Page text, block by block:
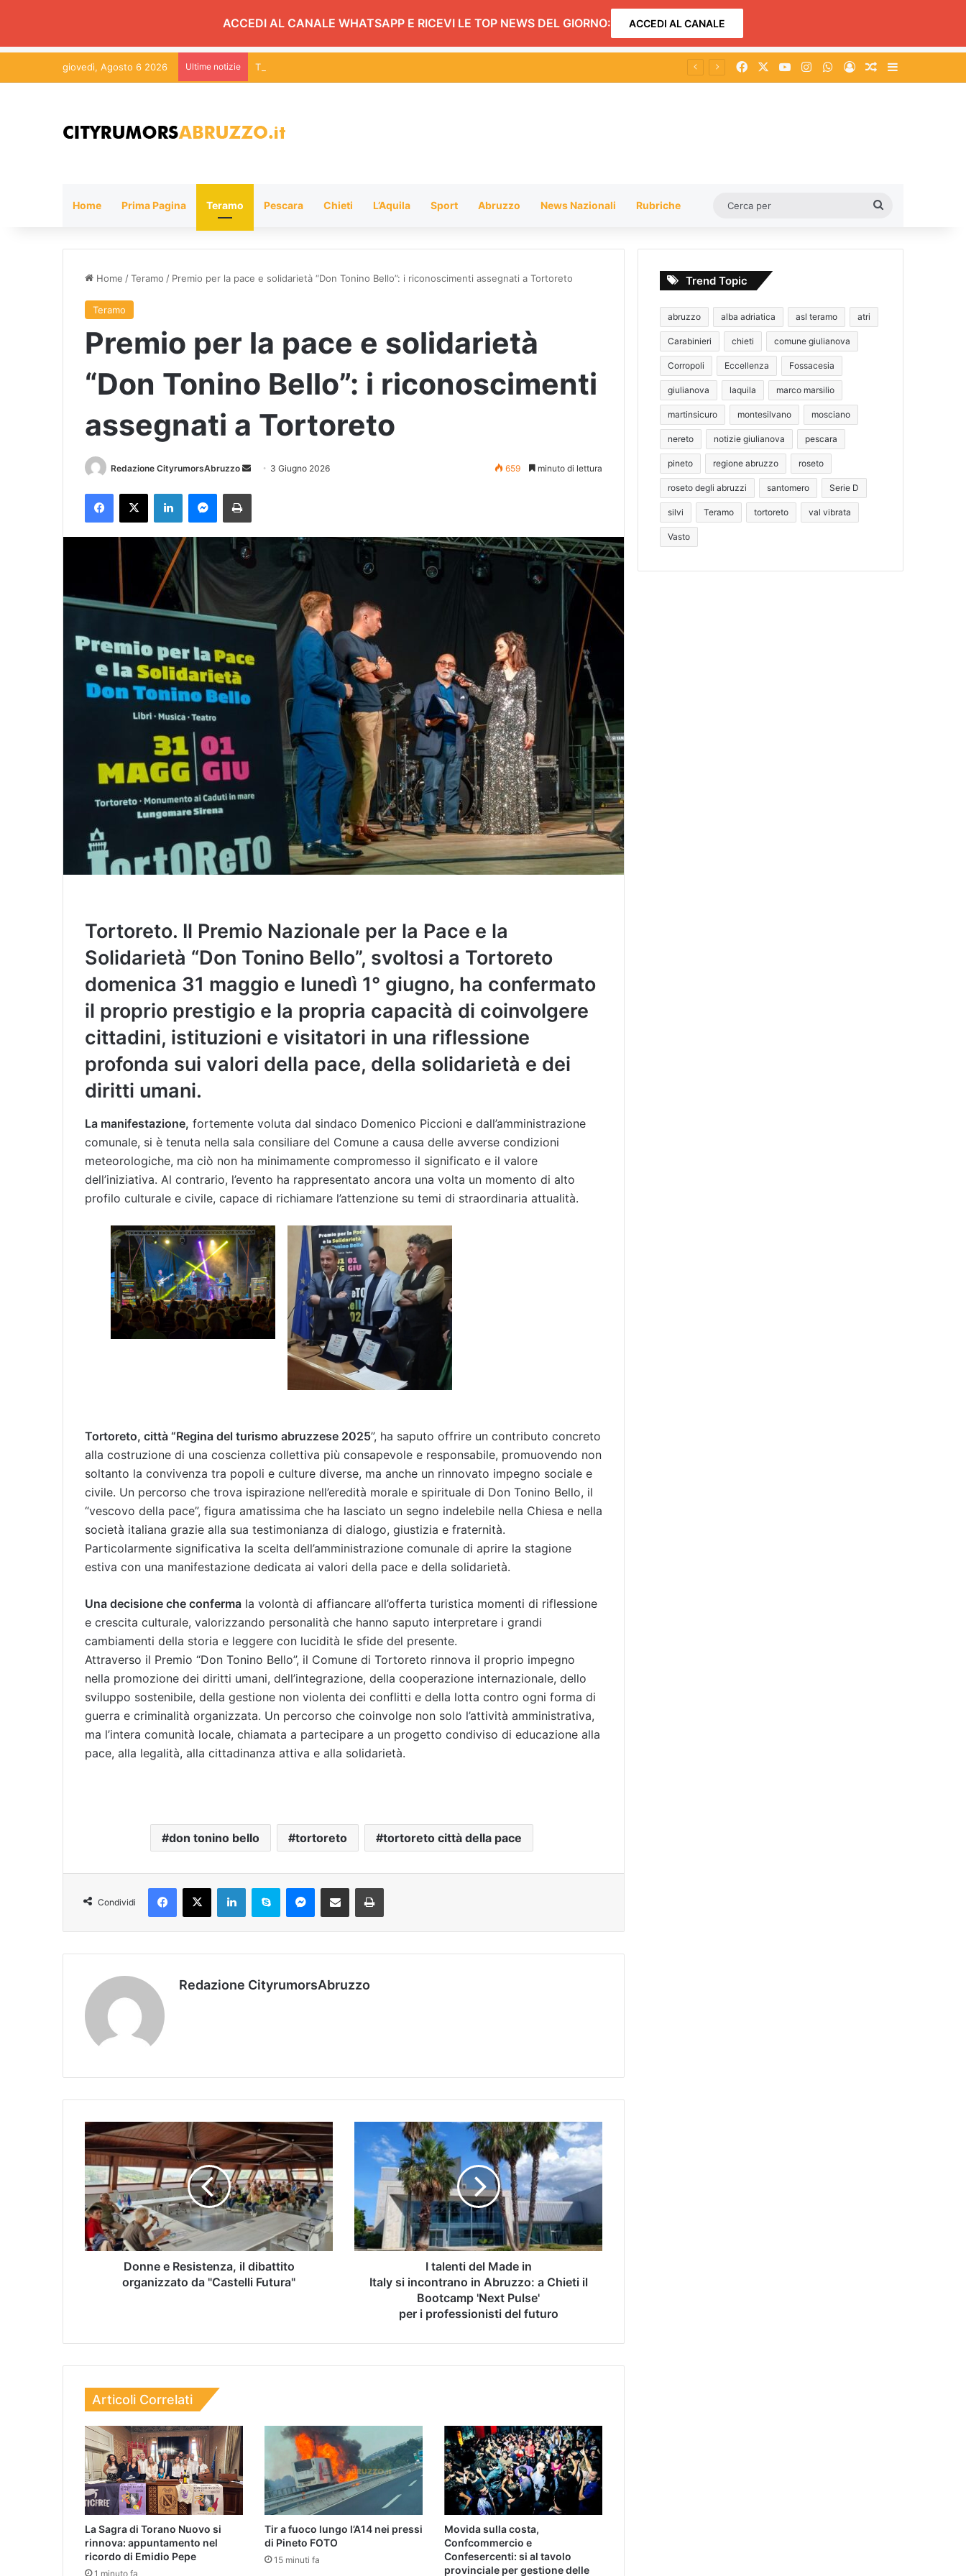
ACCEDI AL CANALE WHATSAPP E RICEVI LE TOP NEWS DEL GIORNO: ACCEDI AL CANALE
giovedì, Agosto 6 2026 Ultime notizie Tir a fuoco lungo l’A14 nei pressi di Pineto FOTO Facebook You TubeInstagramWhatsApp
AccediUn articolo a
Home Prima Pagina Teramo Pescara Chieti L’Aquila Sport Abruzzo News Nazionali Rubriche
Home /Teramo / Premio per la pace e solidarietà “Don Tonino Bello”: i riconoscimenti assegnati a Tortoreto
Teramo
Premio per la pace e solidarietà
“Don Tonino Bello”: i riconoscimenti
assegnati a Tortoreto
Redazione CityrumorsAbruzzo
i
a
u
m
i
3 Giugno 2026 659 minuto di lettura
Tortoreto. Il Premio Nazionale per la Pace e la
Solidarietà “Don Tonino Bello”, svoltosi a Tortoreto
domenica 31 maggio e lunedì 1° giugno, ha confermato
il proprio prestigio e la propria capacità di coinvolgere
cittadini, istituzioni e visitatori in una riflessione
profonda sui valori della pace, della solidarietà e dei
diritti umani.
La manifestazione, fortemente voluta dal sindaco Domenico Piccioni e dall’amministrazione
comunale, si è tenuta nella sala consiliare del Comune a causa delle avverse condizioni
meteorologiche, ma ciò non ha minimamente compromesso il significato e il valore
dell’iniziativa. Al contrario, l’evento ha rappresentato ancora una volta un momento di alto
profilo culturale e civile, capace di richiamare l’attenzione su temi di straordinaria attualità.
Tortoreto, città “Regina del turismo abruzzese 2025”, ha saputo offrire un contributo concreto
alla costruzione di una coscienza collettiva più consapevole e responsabile, promuovendo non
soltanto la convivenza tra popoli e culture diverse, ma anche un rinnovato impegno sociale e
civile. Un percorso che trova ispirazione nell’eredità morale e spirituale di Don Tonino Bello, il
“vescovo della pace”, figura amatissima che ha lasciato un segno indelebile nella Chiesa e nella
società italiana grazie alla sua testimonianza di dialogo, giustizia e fraternità.
Particolarmente significativa la scelta dell’amministrazione comunale di aprire la stagione
estiva con una manifestazione dedicata ai valori della pace e della solidarietà.
Una decisione che conferma la volontà di affiancare all’offerta turistica momenti di riflessione
e crescita culturale, valorizzando personalità che hanno saputo interpretare i grandi
cambiamenti della storia e leggere con lucidità le sfide del presente.
Attraverso il Premio “Don Tonino Bello”, il Comune di Tortoreto rinnova il proprio impegno
nella promozione dei diritti umani, dell’integrazione, della cooperazione internazionale, dello
sviluppo sostenibile, della gestione non violenta dei conflitti e della lotta contro ogni forma di
guerra e criminalità organizzata. Un percorso che coinvolge non solo l’attività amministrativa,
ma l’intera comunità locale, chiamata a partecipare a un progetto condiviso di educazione alla
pace, alla legalità, alla cittadinanza attiva e alla solidarietà.
don tonino bello tortoreto tortoreto città della pace
Condividi
Redazione CityrumorsAbruzzo
Donne e Resistenza, il dibattito
organizzato da "Castelli Futura"
I talenti del Made in
Italy si incontrano in Abruzzo: a Chieti il
Bootcamp 'Next Pulse'
per i professionisti del futuro
Articoli Correlati
La Sagra di Torano Nuovo si
rinnova: appuntamento nel
ricordo di Emidio Pepe
1 minuto fa
Tir a fuoco lungo l’A14 nei pressi
di Pineto FOTO
15 minuti fa
Movida sulla costa,
Confcommercio e
Confesercenti: si al tavolo
provinciale per gestione delle
Trend Topic
abruzzo alba adriatica asl teramo atri
Carabinieri chieti comune giulianova
Corropoli Eccellenza Fossacesia
giulianova laquila marco marsilio
martinsicuro montesilvano mosciano
nereto notizie giulianova pescara
pineto regione abruzzo roseto
roseto degli abruzzi santomero Serie D
silvi Teramo tortoreto val vibrata
Vasto